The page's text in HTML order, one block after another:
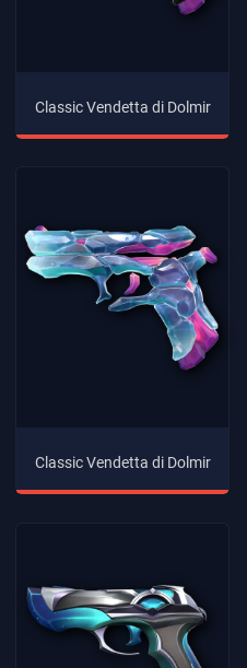
Classic Vendetta di Dolmir
Classic Vendetta di Dolmir